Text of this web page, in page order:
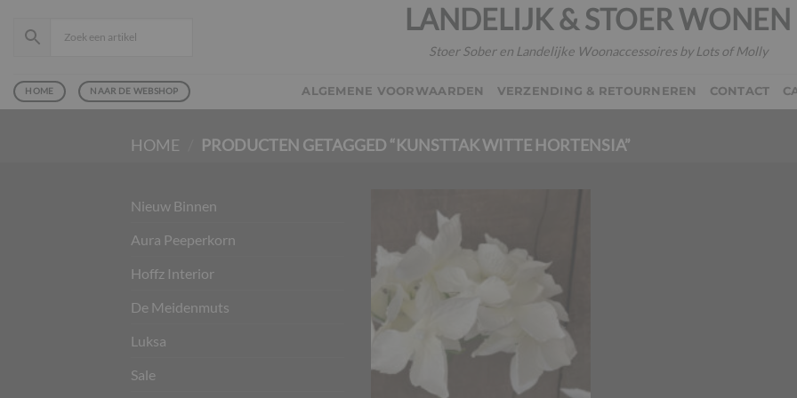
naar
LANDELIJK & STOER WONEN
Stoer Sober en Landelijke Woonaccessoires by Lots of Molly
HOME NAAR DE WEBSHOP ALGEMENE VOORWAARDEN VERZENDING & RETOURNEREN CONTACT
HOME PRODUCTEN GETAGGED “KUNSTTAK WITTE HORTENSIA”
Nieuw Binnen
Aura Peeperkorn
Hoffz Interior
De Meidenmuts
Luksa
Sale